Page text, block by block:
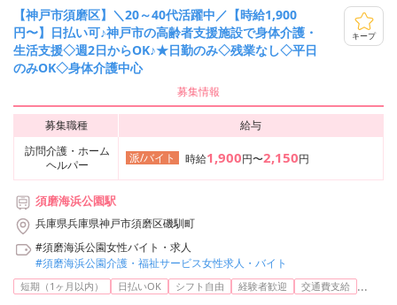
【神戸市須磨区】＼20～40代活躍中／【時給1,900
円〜】日払い可♪神戸市の高齢者支援施設で身体介護・
生活支援◇週2日からOK♪★日勤のみ◇残業なし◇平日
のみOK◇身体介護中心
キープ
募集情報
募集職種
給与
訪問介護・ホーム
ヘルパー
派/バイト 時給1,900円〜2,150円
須磨海浜公園駅
兵庫県兵庫県神戸市須磨区磯馴町
#須磨海浜公園女性バイト・求人
#須磨海浜公園介護・福祉サービス女性求人・バイト
短期（1ヶ月以内） 日払いOK シフト自由 経験者歓迎 交通費支給 ...